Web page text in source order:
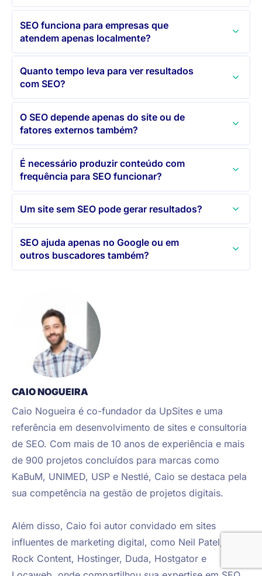
SEO funciona para empresas que
atendem apenas localmente?
Quanto tempo leva para ver resultados
com SEO?
O SEO depende apenas do site ou de
fatores externos também?
É necessário produzir conteúdo com
frequência para SEO funcionar?
Um site sem SEO pode gerar resultados?
SEO ajuda apenas no Google ou em
outros buscadores também?
CAIO NOGUEIRA
Caio Nogueira é co-fundador da UpSites e uma
referência em desenvolvimento de sites e consultoria
de SEO. Com mais de 10 anos de experiência e mais
de 900 projetos concluídos para marcas como
KaBuM, UNIMED, USP e Nestlé, Caio se destaca pela
sua competência na gestão de projetos digitais.
Além disso, Caio foi autor convidado em sites
influentes de marketing digital, como Neil Patel,
Rock Content, Hostinger, Duda, Hostgator e